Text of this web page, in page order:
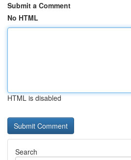
Submit a Comment
No HTML
HTML is disabled
Search